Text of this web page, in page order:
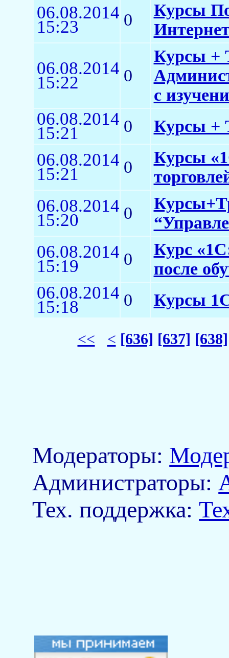
06.08.2014
15:23 0
Курсы
06.08.2014
15:22 0
Курсы +
с
06.08.2014
15:21 0 Курсы +
06.08.2014
15:21 0
Курсы
06.08.2014
15:20 0
06.08.2014
15:19 0
Курс
после
06.08.2014
15:18 0 Курсы
<< < [636] [637] [638]
Модераторы:
Aдминистраторы:
Тех. поддержка: